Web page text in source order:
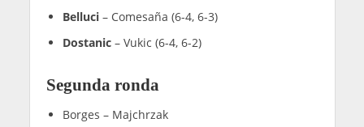
Belluci– Comesaña (6-4, 6-3)
Dostanic– Vukic (6-4, 6-2)
Segunda ronda
Borges – Majchrzak